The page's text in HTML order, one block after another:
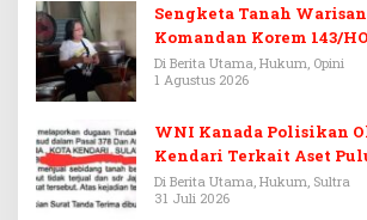
Sengketa Tanah
Komandan Korem 143/
Warisan Menjadi Arena
Di Berita Utama, Hukum, Opini
1 Agustus 2026
WNI Kanada Polisikan
Kendari Terkait Aset
Di Berita Utama, Hukum, Sultra
31 Juli 2026